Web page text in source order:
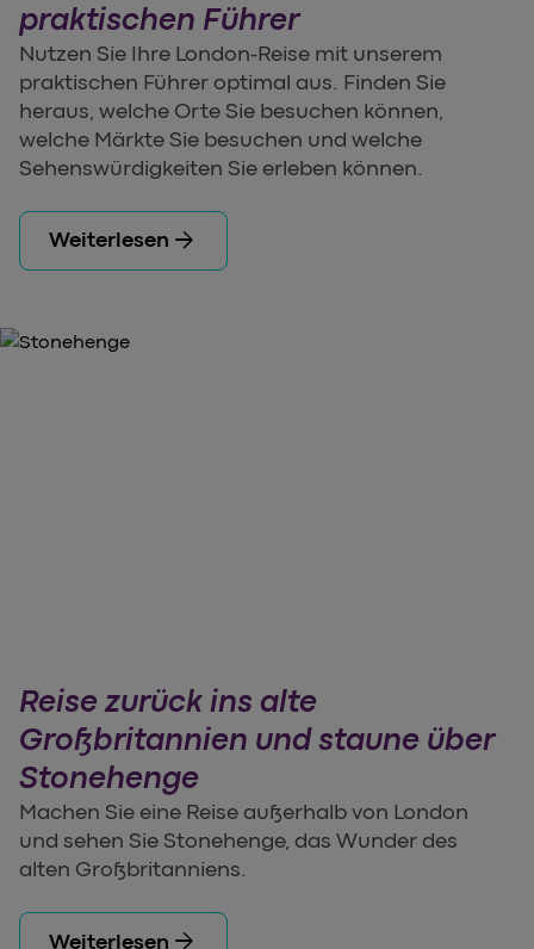
praktischen Führer
Nutzen Sie Ihre London-Reise mit unserem
praktischen Führer optimal aus. Finden Sie
heraus, welche Orte Sie besuchen können,
welche Märkte Sie besuchen und welche
Sehenswürdigkeiten Sie erleben können.
Weiterlesen arrow_forward
Reise zurück ins alte
Großbritannien und staune über
Stonehenge
Machen Sie eine Reise außerhalb von London
und sehen Sie Stonehenge, das Wunder des
alten Großbritanniens.
Weiterlesen arrow_forward